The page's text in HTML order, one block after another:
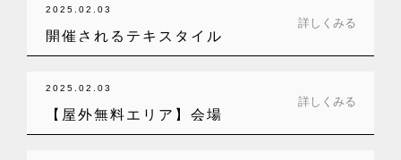
2025.02.03
開催されるテキスタイル
ワークショップ…
詳しくみる
2025.02.03
【屋外無料エリア】会場
前の芝生広場は…
詳しくみる